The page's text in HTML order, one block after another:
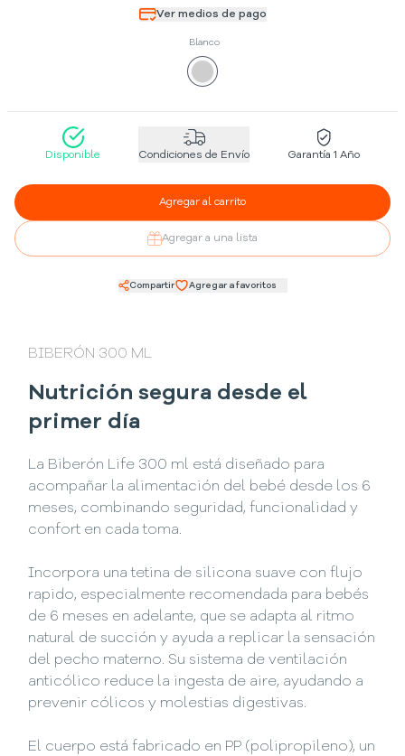
Ver medios de pago
Blanco
Disponible Condiciones de Envío Garantía 1 Año
Agregar al carrito
Agregar a una lista
Compartir Agregar a favoritos
BIBERÓN 300 ML
Nutrición segura desde el
primer día
La Biberón Life 300 ml está diseñado para
acompañar la alimentación del bebé desde los 6
meses, combinando seguridad, funcionalidad y
confort en cada toma.
Incorpora una tetina de silicona suave con flujo
rapido, especialmente recomendada para bebés
de 6 meses en adelante, que se adapta al ritmo
natural de succión y ayuda a replicar la sensación
del pecho materno. Su sistema de ventilación
anticólico reduce la ingesta de aire, ayudando a
prevenir cólicos y molestias digestivas.
El cuerpo está fabricado en PP (polipropileno), un